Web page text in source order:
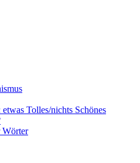
Tolles/nichts Schönes
Wörter